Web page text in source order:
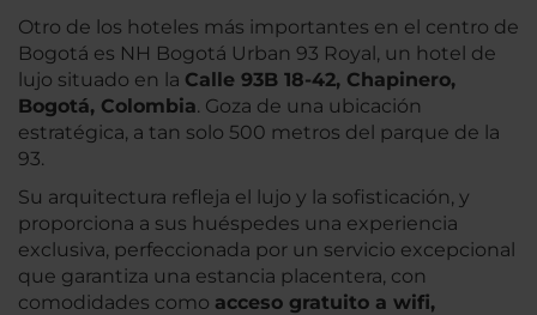
Otro de los hoteles más importantes en el centro de
Bogotá es NH Bogotá Urban 93 Royal, un hotel de
lujo situado en la Calle 93B 18-42, Chapinero,
Bogotá, Colombia. Goza de una ubicación
estratégica, a tan solo 500 metros del parque de la
93.
Su arquitectura refleja el lujo y la sofisticación, y
proporciona a sus huéspedes una experiencia
exclusiva, perfeccionada por un servicio excepcional
que garantiza una estancia placentera, con
comodidades como acceso gratuito a wifi,